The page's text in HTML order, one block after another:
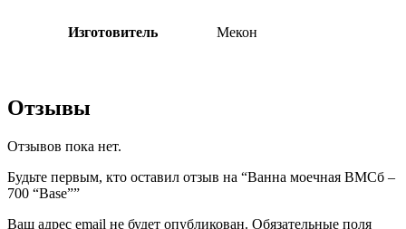
Изготовитель Мекон
Отзывы
Отзывов пока нет.
Будьте первым, кто оставил отзыв на “Ванна моечная ВМСб –
700 “Base””
Ваш адрес email не будет опубликован. Обязательные поля